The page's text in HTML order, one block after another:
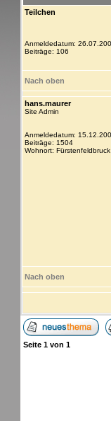
Teilchen
Anmeldedatum:
Beiträge: 106
Nach oben
hans.maurer
Site Admin
Anmeldedatum:
Beiträge: 1504
Wohnort: Fürstenfeldbruck
Nach oben
Seite 1 von 1